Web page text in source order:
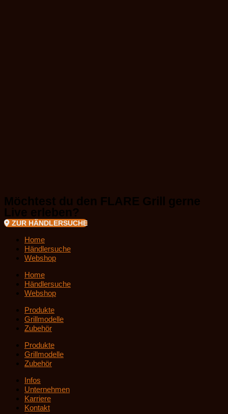
Möchtest du den FLARE Grill gerne
Live erleben?
ZUR HÄNDLERSUCHE
Home
Händlersuche
Webshop
Home
Händlersuche
Webshop
Produkte
Grillmodelle
Zubehör
Produkte
Grillmodelle
Zubehör
Infos
Unternehmen
Karriere
Kontakt